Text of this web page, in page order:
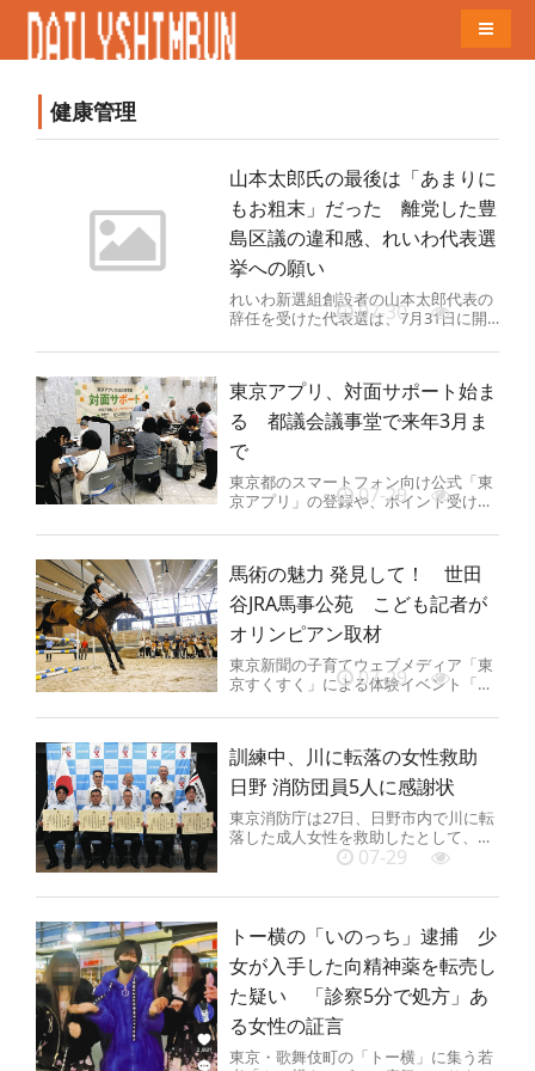
健康管理
山本太郎氏の最後は「あまりに
もお粗末」だった 離党した豊
島区議の違和感、れいわ代表選
挙への願い
れいわ新選組創設者の山本太郎代表の
辞任を受けた代表選は、7月31日に開
る見込み。2月の衆院選では1議...
07-30
東京アプリ、対面サポート始ま
る 都議会議事堂で来年3月ま
で
東京都のスマートフォン向け公式「東
京アプリ」の登録や、ポイント受け取
28日、都議会議事堂（新宿区）で...
07-29
馬術の魅力 発見して！ 世田
谷JRA馬事公苑 こども記者が
オリンピアン取材
東京新聞の子育てウェブメディア「東
京すくすく」による体験イベント「こ
ー」が24日、世田谷区のJRA馬...
07-29
訓練中、川に転落の女性救助
日野 消防団員5人に感謝状
東京消防庁は27日、日野市内で川に転
落した成人女性を救助したとして、市
消防団第5分団の男性5人に消防総監感
07-29
トー横の「いのっち」逮捕 少
女が入手した向精神薬を転売し
た疑い 「診察5分で処方」あ
る女性の証言
東京・歌舞伎町の「トー横」に集う若